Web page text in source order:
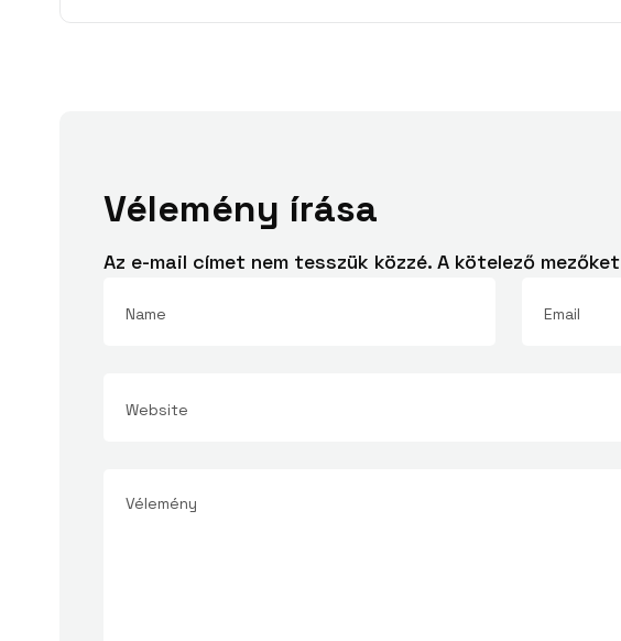
Vélemény írása
Az e-mail címet nem tesszük közzé. A kötelező mezőket